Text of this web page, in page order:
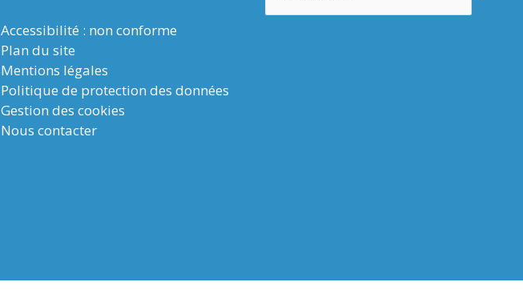
Accessibilité : non conforme
Plan du site
Mentions légales
Politique de protection des données
Gestion des cookies
Nous contacter